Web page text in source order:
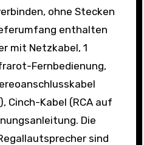
ohne Stecken
enthalten
mit Netzkabel, 1
Fernbedienung,
Cinch-Kabel (RCA auf
Die
sind